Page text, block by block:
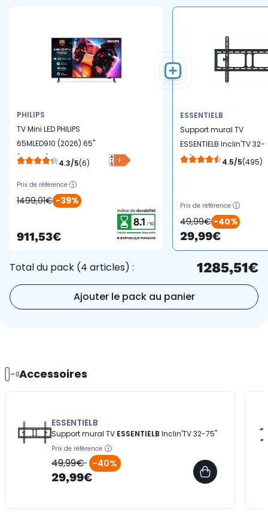
PHILIPS
TV Mini LED PHILIPS
65MLED910 (2026) 65"
(164 cm) - Ambilight
4.3/5(6)
Prix de référence
1499,01€ -39%
911,53€
ESSENTIELB
Support mural TV
ESSENTIELB Inclin'TV 32-
75''
4.5/5(495)
Prix de référence
49,99€ -40%
29,99€
Total du pack (4 articles) : 1285,51€
Ajouter le pack au panier
Accessoires
ESSENTIELB
Support mural TV ESSENTIELB Inclin'TV 32-75''
Prix de référence
49,99€ -40%
29,99€